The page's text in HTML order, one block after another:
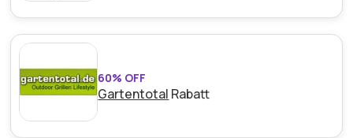
60% OFF
Gartentotal Rabatt